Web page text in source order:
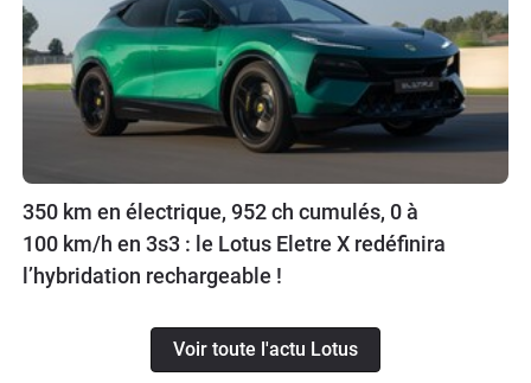
350 km en électrique, 952 ch cumulés, 0 à
100 km/h en 3s3 : le Lotus Eletre X redéfinira
l’hybridation rechargeable !
Voir toute l'actu Lotus